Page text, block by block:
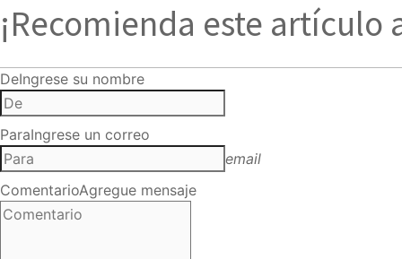
¡Recomienda este artículo
DeIngrese su nombre
ParaIngrese un correo
email
ComentarioAgregue mensaje